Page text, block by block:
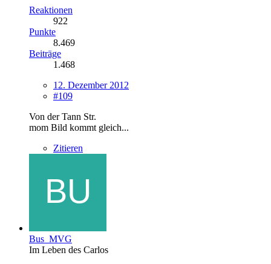
Reaktionen
922
Punkte
8.469
Beiträge
1.468
12. Dezember 2012
#109
Von der Tann Str.
mom Bild kommt gleich...
Zitieren
Bus_MVG
Im Leben des Carlos